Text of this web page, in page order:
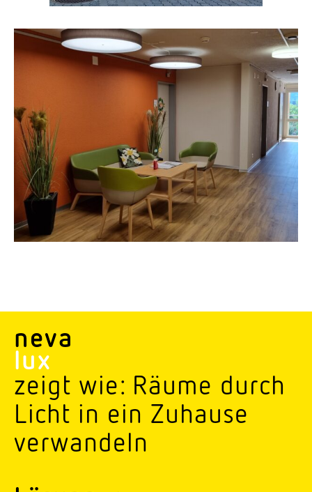
neva
lux
zeigt wie: Räume durch
Licht in ein Zuhause
verwandeln